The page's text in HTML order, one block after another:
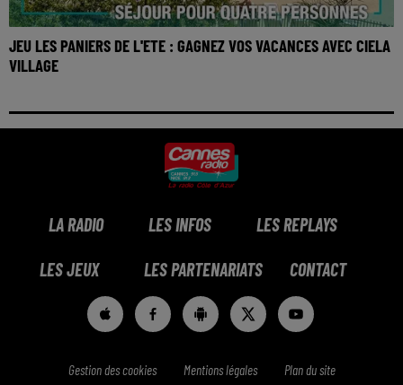
JEU LES PANIERS DE L'ETE : GAGNEZ VOS VACANCES AVEC CIELA
VILLAGE
LA RADIO LES INFOS LES REPLAYS
LES JEUX LES PARTENARIATS CONTACT
Gestion des cookies Mentions légales Plan du site